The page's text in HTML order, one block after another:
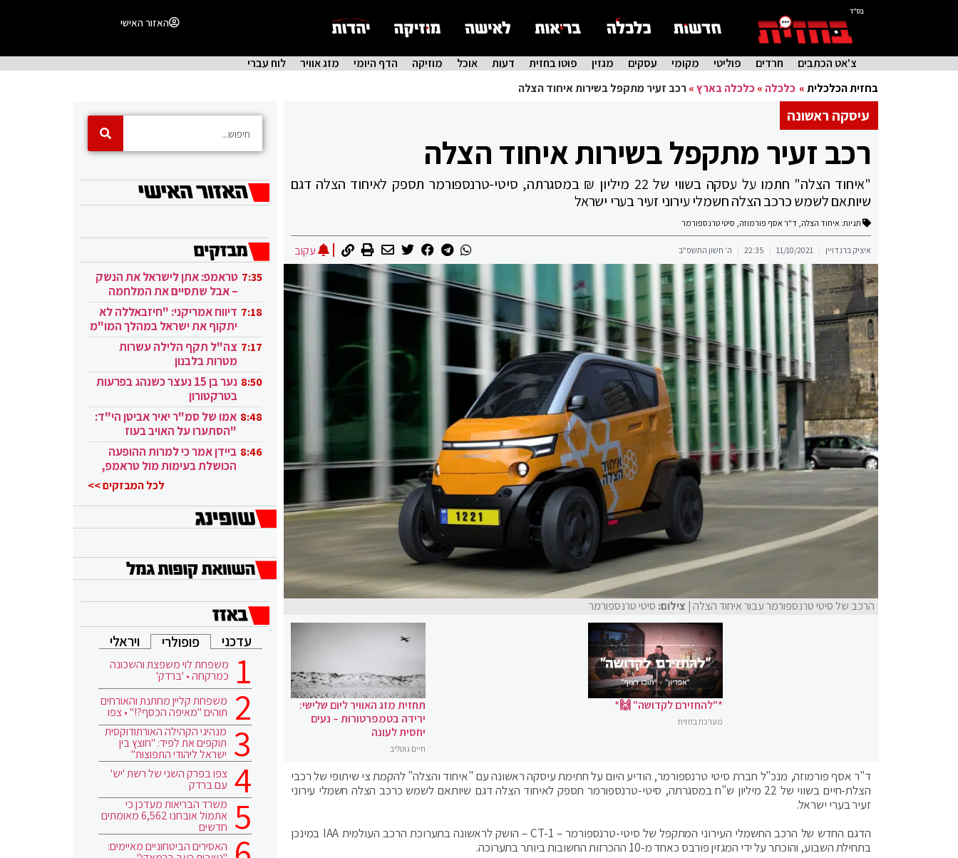
בס"ד
האזור האישי
צ'אט הכתבים חרדים פוליטי מקומי עסקים מגזין פוטו בחזית דעות אוכל מוזיקה הדף היומי מזג אוויר
לוח עברי
בחזית הכלכלית» כלכלה »כלכלה בארץ»רכב זעיר מתקפל בשירות איחוד הצלה
עיסקה ראשונה
רכב זעיר מתקפל בשירות איחוד הצלה
"איחוד הצלה" חתמו על עסקה בשווי של 22 מיליון ₪ במסגרתה, סיטי-טרנספורמר תספק לאיחוד הצלה דגם
שיותאם לשמש כרכב הצלה חשמלי עירוני זעיר בערי ישראל
תגיות: איחוד הצלה, ד"ר אסף פורמוזה, סיטי טרנספורמר
איציק ברנדויין 11/10/2021
22:35 ה' חשון התשפ"ב עקוב
הרכב של סיטי טרנספורמר עבור איחוד הצלה| צילום: סיטי טרנספורמר
*"להחזירם לקדושה" 🙌*
מערכת בחזית
תחזית מזג האוויר ליום שלישי:
ירידה בטמפרטורות – נעים
יחסית לעונה
חיים גוטליב
ד"ר אסף פורמוזה, מנכ"ל חברת סיטי טרנספורמר, הודיע היום על חתימת עיסקה ראשונה עם "איחוד והצלה" להקמת צי שיתופי של רכבי
הצלת-חיים בשווי של 22 מיליון ש"ח במסגרתה, סיטי-טרנספורמר תספק לאיחוד הצלה דגם שיותאם לשמש כרכב הצלה חשמלי עירוני
זעיר בערי ישראל.
הדגם החדש של הרכב החשמלי העירוני המתקפל של סיטי-טרנספורמר – CT-1 – הושק לראשונה בתערוכת הרכב העולמית IAA במינכן
בתחילת השבוע, והוכתר על ידי המגזין פורבס כאחד מ-10 ההכרזות החשובות ביותר בתערוכה.
7:35 טראמפ: אתן לישראל את הנשק
– אבל שתסיים את המלחמה
בעזה 7:18 דיווח אמריקני: "חיזבאללה לא
יתקוף את ישראל במהלך המו"מ
בקטאר" 7:17 צה"ל תקף הלילה עשרות
מטרות בלבנון
8:50
נער בן 15 נעצר כשנהג בפרעות
בטרקטורון
8:48 אמו של סמ"ר יאיר אביטן הי"ד:
"הסתערו על האויב בעוז
ובגבורה" 8:46 ביידן אמר כי למרות ההופעה
הכושלת בעימות מול טראמפ,
לכל המבזקים >>
עדכני פופולרי ויראלי
משפחת לוי משפצת והשכונה
כמרקחה • 'ברדק'
משפחת קליין מחתנת והאורחים
תוהים "מאיפה הכסף?!" • צפו
מנהיגי הקהילה האורתודוקסית
תוקפים את לפיד: "חוצץ בין
ישראל ליהודי התפוצות"
צפו בפרק השני של רשת 'יש'
עם ברדק
משרד הבריאות מעדכן כי
אתמול אובחנו 6,562 מאומתים
חדשים
האסירים הביטחוניים מאיימים: